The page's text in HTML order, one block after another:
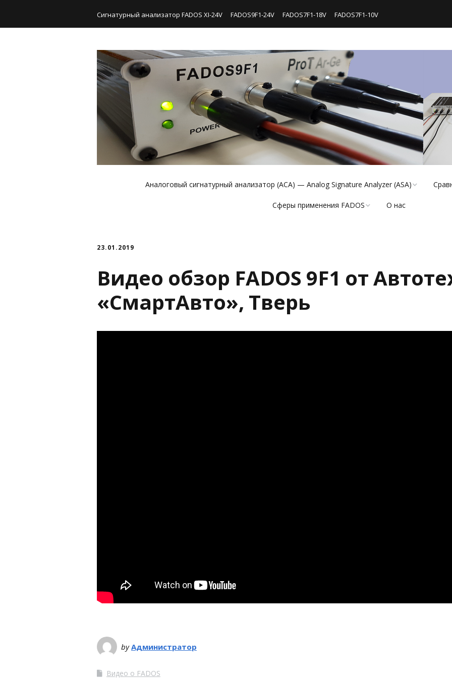
Сигнатурный анализатор FADOS XI-24V FADOS9F1-24V FADOS7F1-18V FADOS7F1-10V
Аналоговый сигнатурный анализатор (АСА) — Analog Signature Analyzer (ASA)
Сферы применения FADOS О нас
23.01.2019
Видео обзор FADOS 9F1 от
«СмартАвто», Тверь
byАдминистратор
Видео о FADOS